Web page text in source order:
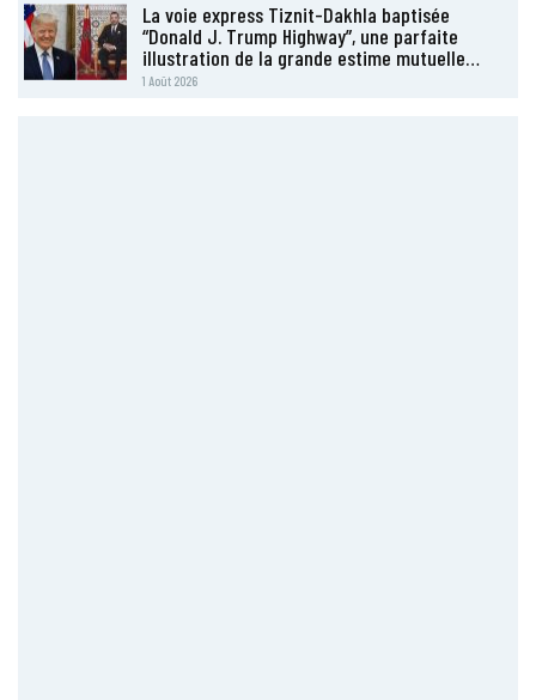
La voie express Tiznit-Dakhla baptisée
“Donald J. Trump Highway”, une parfaite
illustration de la grande estime mutuelle…
1 Août 2026